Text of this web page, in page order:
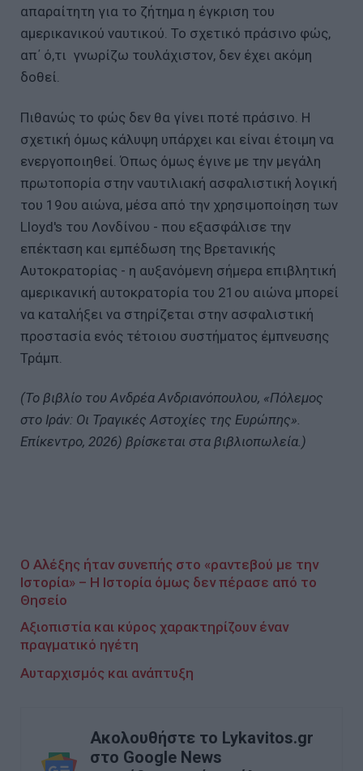
απαραίτητη για το ζήτημα η έγκριση του
αμερικανικού ναυτικού. Το σχετικό πράσινο φώς,
απ΄ ό,τι γνωρίζω τουλάχιστον, δεν έχει ακόμη
δοθεί.
Πιθανώς το φώς δεν θα γίνει ποτέ πράσινο. Η
σχετική όμως κάλυψη υπάρχει και είναι έτοιμη να
ενεργοποιηθεί. Όπως όμως έγινε με την μεγάλη
πρωτοπορία στην ναυτιλιακή ασφαλιστική λογική
του 19ου αιώνα, μέσα από την χρησιμοποίηση των
Lloyd's του Λονδίνου - που εξασφάλισε την
επέκταση και εμπέδωση της Βρετανικής
Αυτοκρατορίας - η αυξανόμενη σήμερα επιβλητική
αμερικανική αυτοκρατορία του 21ου αιώνα μπορεί
να καταλήξει να στηρίζεται στην ασφαλιστική
προστασία ενός τέτοιου συστήματος έμπνευσης
Τράμπ.
(Το βιβλίο του Ανδρέα Ανδριανόπουλου, «Πόλεμος
στο Ιράν: Οι Τραγικές Αστοχίες της Ευρώπης».
Επίκεντρο, 2026) βρίσκεται στα βιβλιοπωλεία.)
Ο Αλέξης ήταν συνεπής στο «ραντεβού με την
Ιστορία» – Η Ιστορία όμως δεν πέρασε από το
Θησείο
Αξιοπιστία και κύρος χαρακτηρίζουν έναν
πραγματικό ηγέτη
Αυταρχισμός και ανάπτυξη
Ακολουθήστε το Lykavitos.gr
στο Google News